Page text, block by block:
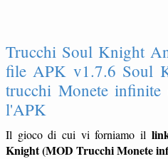
Trucchi Soul Knight
file APK v1.7.6 Soul
trucchi Monete
l'APK
Il gioco di cui vi forniamo il
Knight (MOD Trucchi Monete